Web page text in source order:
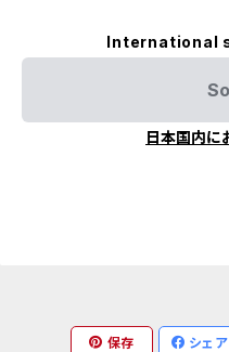
International
日本国内に
保存 シェア